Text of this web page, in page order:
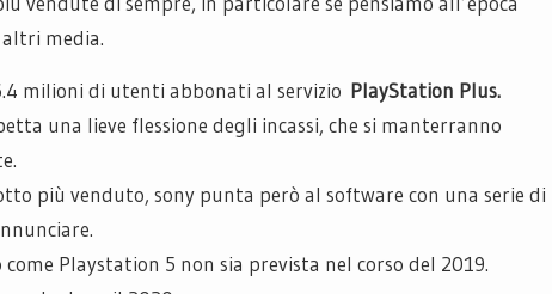
media.
milioni di utenti abbonati al servizio PlayStation Plus.
una lieve flessione degli incassi, che si manterranno
più venduto, sony punta però al software con una serie di
Playstation 5 non sia prevista nel corso del 2019.